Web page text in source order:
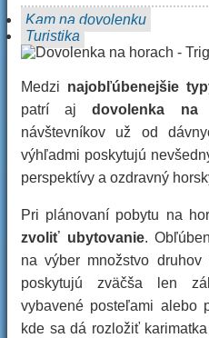
Kam na dovolenku
Turistika
Medzi najobľúbenejšie
patrí ajdovolenka na
návštevníkov už od
výhľadmi poskytujú
perspektívy a ozdravný
Pri plánovaní pobytu na
zvoliť ubytovanie.
na výber množstvo druhov
poskytujú zväčša len
vybavené posteľami alebo
kde sa dá rozložiť